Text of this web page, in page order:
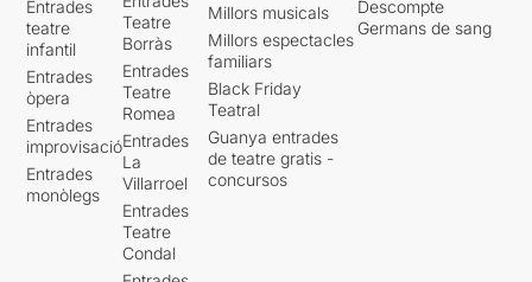
Entrades
teatre
infantil
Entrades
òpera
Entrades
improvisació
Entrades
monòlegs
Teatre
Borràs
Entrades
Teatre
Romea
Entrades
La
Villarroel
Entrades
Teatre
Condal
Millors musicals
Millors espectacles
familiars
Black Friday
Teatral
Guanya entrades
de teatre gratis -
concursos
Descompte
Germans de sang